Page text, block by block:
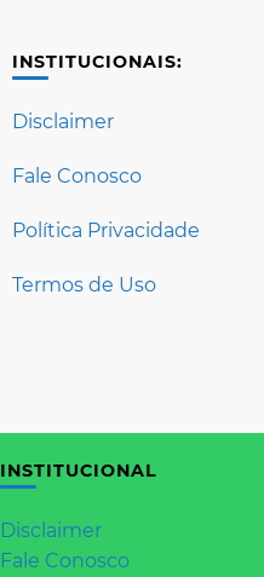
INSTITUCIONAIS:
Disclaimer
Fale Conosco
Política Privacidade
Termos de Uso
INSTITUCIONAL
Disclaimer
Fale Conosco